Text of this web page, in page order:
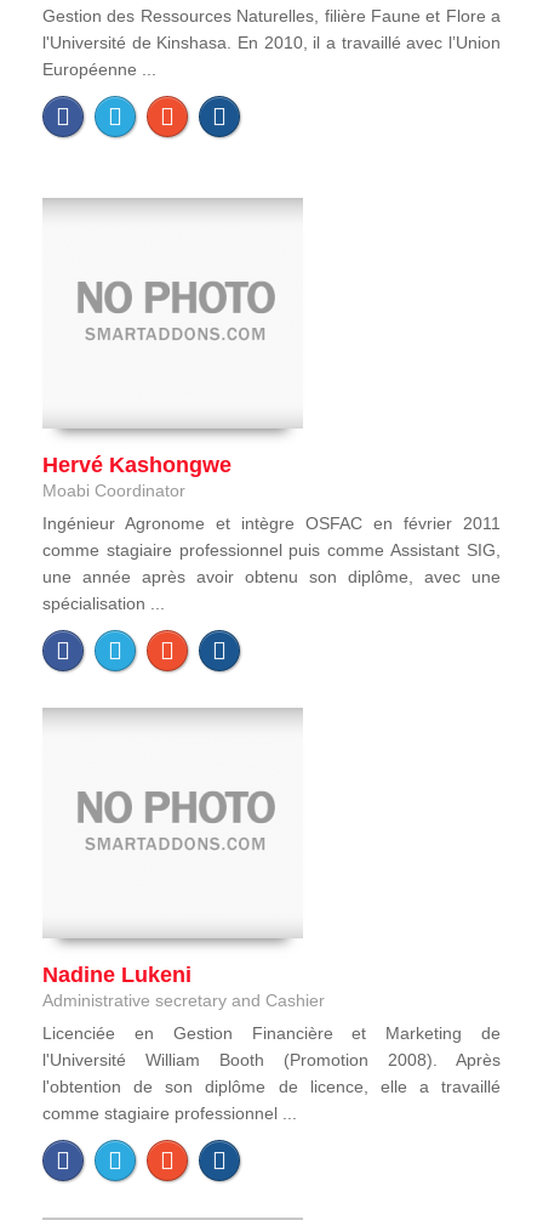
Gestion des Ressources Naturelles, filière Faune et Flore a
l'Université de Kinshasa. En 2010, il a travaillé avec l’Union
Européenne ...
Hervé Kashongwe
Moabi Coordinator
Ingénieur Agronome et intègre OSFAC en février 2011
comme stagiaire professionnel puis comme Assistant SIG,
une année après avoir obtenu son diplôme, avec une
spécialisation ...
Nadine Lukeni
Administrative secretary and Cashier
Licenciée en Gestion Financière et Marketing de
l'Université William Booth (Promotion 2008). Après
l'obtention de son diplôme de licence, elle a travaillé
comme stagiaire professionnel ...